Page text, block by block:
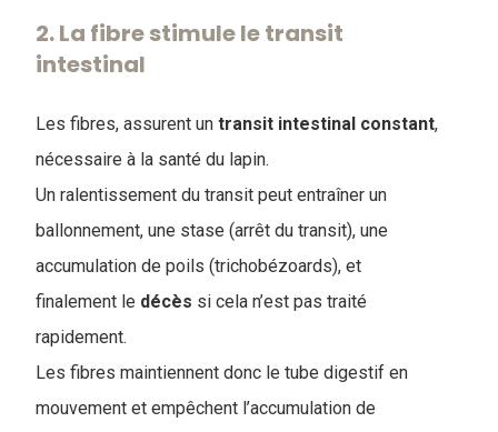
2. La fibre stimule le transit
intestinal
Les fibres, assurent un transit intestinal constant,
nécessaire à la santé du lapin.
Un ralentissement du transit peut entraîner un
ballonnement, une stase (arrêt du transit), une
accumulation de poils (trichobézoards), et
finalement le décès si cela n’est pas traité
rapidement.
Les fibres maintiennent donc le tube digestif en
mouvement et empêchent l’accumulation de